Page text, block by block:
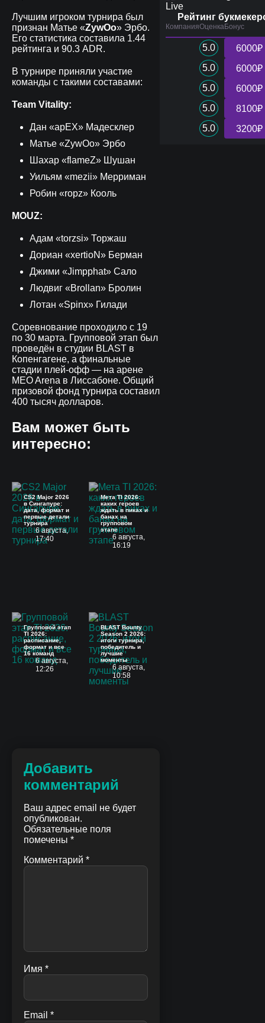
Лучшим игроком турнира был
признан Матье «ZywOo» Эрбо.
Его статистика составила 1.44
рейтинга и 90.3 ADR.
В турнире приняли участие
команды с такими составами:
Team Vitality:
Дан «apEX» Мадесклер
Матье «ZywOo» Эрбо
Шахар «flameZ» Шушан
Уильям «mezii» Мерриман
Робин «ropz» Кооль
MOUZ:
Адам «torzsi» Торжаш
Дориан «xertioN» Берман
Джими «Jimpphat» Сало
Людвиг «Brollan» Бролин
Лотан «Spinx» Гилади
Соревнование проходило с 19
по 30 марта. Групповой этап был
проведён в студии BLAST в
Копенгагене, а финальные
стадии плей-офф — на арене
MEO Arena в Лиссабоне. Общий
призовой фонд турнира составил
400 тысяч долларов.
Вам может быть
интересно:
CS2 Major 2026
в Сингапуре:
дата, формат и
первые детали
турнира
6 августа,
17:40
Мета TI 2026:
каких героев
ждать в пиках и
банах на
групповом
этапе
6 августа,
16:19
Групповой этап
TI 2026:
расписание,
формат и все
16 команд
6 августа,
12:26
BLAST Bounty
Season 2 2026:
итоги турнира,
победитель и
лучшие
моменты
6 августа,
10:58
Добавить
комментарий
Ваш адрес email не будет
опубликован.
Обязательные поля
помечены *
Комментарий *
Имя *
Email *
Live
Рейтинг
КомпанияОценкаБонус
5.0
6000₽
5.0
6000₽
5.0
6000₽
5.0
8100₽
5.0
3200₽